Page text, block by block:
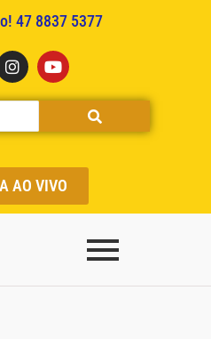
47 8837 5377
AO VIVO